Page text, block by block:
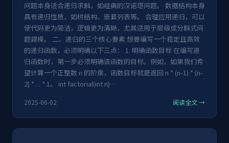
问题本身适合递归求解，如经典的汉诺塔问题。 数据结构本身
具有递归性质，如树结构、嵌套列表等。 合理应用递归，可以
使代码更为简洁，逻辑更为清晰，尤其适用于层级或分解式问
题建模。 二、递归的三个核心要素 想要编写一个稳定且高效
的递归函数，必须明确以下三点： 1. 明确函数目标 在编写递
归函数时，第一步必须明确该函数的目标。例如，如果我们希
望计算一个正整数 n 的阶乘，函数目标就是返回 n * (n-1) * (n-
2) * ... * 1。 int factorial(int n)…
2025-06-02 阅读全文 →